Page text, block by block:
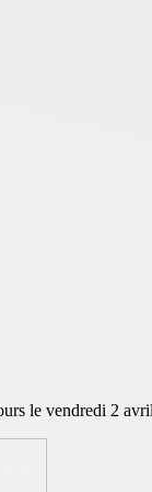
le vendredi 2